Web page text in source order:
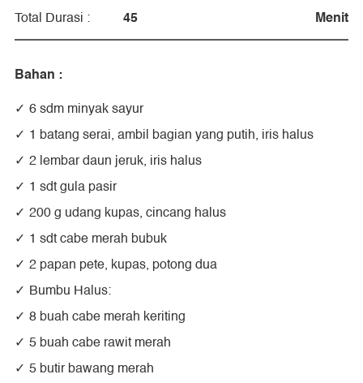
Total Durasi : 45 Menit
Bahan :
6 sdm minyak sayur
1 batang serai, ambil bagian yang putih, iris halus
2 lembar daun jeruk, iris halus
1 sdt gula pasir
200 g udang kupas, cincang halus
1 sdt cabe merah bubuk
2 papan pete, kupas, potong dua
Bumbu Halus:
8 buah cabe merah keriting
5 buah cabe rawit merah
5 butir bawang merah